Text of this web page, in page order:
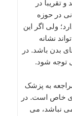
تقریبا در
در حوزه
ولی اگر این
نشانه
بدن باشد. در
توجه شود.
به پزشک
خاص است. در
نباشد، می